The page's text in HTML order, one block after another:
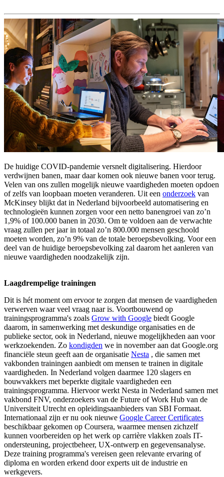
De huidige COVID-pandemie versnelt digitalisering. Hierdoor
verdwijnen banen, maar daar komen ook nieuwe banen voor terug.
Velen van ons zullen mogelijk nieuwe vaardigheden moeten opdoen
of zelfs van loopbaan moeten veranderen. Uit een onderzoek van
McKinsey blijkt dat in Nederland bijvoorbeeld automatisering en
technologieën kunnen zorgen voor een netto banengroei van zo’n
1,9% of 100.000 banen in 2030. Om te voldoen aan de verwachte
vraag zullen per jaar in totaal zo’n 800.000 mensen geschoold
moeten worden, zo’n 9% van de totale beroepsbevolking. Voor een
deel van de huidige beroepsbevolking zal daarom het aanleren van
nieuwe vaardigheden noodzakelijk zijn.
Laagdrempelige trainingen
Dit is hét moment om ervoor te zorgen dat mensen de vaardigheden
verwerven waar veel vraag naar is. Voortbouwend op
trainingsprogramma's zoals Grow with Google biedt Google
daarom, in samenwerking met deskundige organisaties en de
publieke sector, ook in Nederland, nieuwe mogelijkheden aan voor
werkzoekenden. Zo kondigden we in november aan dat Google.org
financiële steun geeft aan de organisatie Nesta , die samen met
vakbonden trainingen aanbiedt om mensen te trainen in digitale
vaardigheden. In Nederland volgen daarmee 120 slagers en
bouwvakkers met beperkte digitale vaardigheden een
trainingsprogramma. Hiervoor werkt Nesta in Nederland samen met
vakbond FNV, onderzoekers van de Future of Work Hub van de
Universiteit Utrecht en opleidingsaanbieders van SBI Formaat.
Internationaal zijn er nu ook nieuwe Google Career Certificates
beschikbaar gekomen op Coursera, waarmee mensen zichzelf
kunnen voorbereiden op het werk op carrière vlakken zoals IT-
ondersteuning, projectbeheer, UX-ontwerp en gegevensanalyse.
Deze training programma's vereisen geen relevante ervaring of
diploma en worden erkend door experts uit de industrie en
werkgevers.